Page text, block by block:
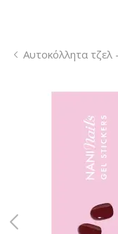
Αυτοκόλλητα τζελ